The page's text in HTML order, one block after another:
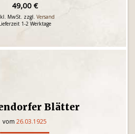
49,00 €
MwSt. zzgl. Versand
1-2 Werktage
Blätter
vom 26.03.1925